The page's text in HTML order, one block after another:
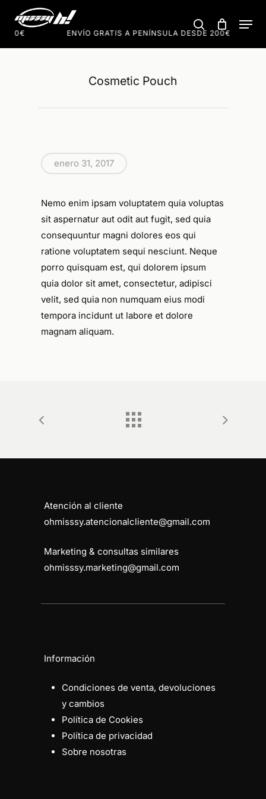
main
200€ ENVÍO GRATIS A PENÍNSULA DESDE 200€
search
Cart Close
Cart
Cosmetic Pouch
enero 31, 2017
Nemo enim ipsam voluptatem quia voluptas
sit aspernatur aut odit aut fugit, sed quia
consequuntur magni dolores eos qui
ratione voluptatem sequi nesciunt. Neque
porro quisquam est, qui dolorem ipsum
quia dolor sit amet, consectetur, adipisci
velit, sed quia non numquam eius modi
tempora incidunt ut labore et dolore
magnam aliquam.
Atención al cliente
ohmisssy.atencionalcliente@gmail.com
Marketing & consultas similares
ohmisssy.marketing@gmail.com
Información
Condiciones de venta, devoluciones
y cambios
Política de Cookies
Política de privacidad
Sobre nosotras